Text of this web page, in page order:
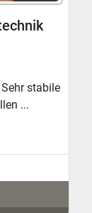
stabile
...